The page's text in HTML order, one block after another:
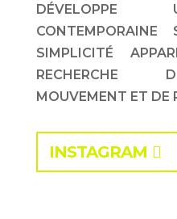
DÉVELOPPE
SIMPLICITÉ
RECHERCHE
MOUVEMENT ET DE
INSTAGRAM